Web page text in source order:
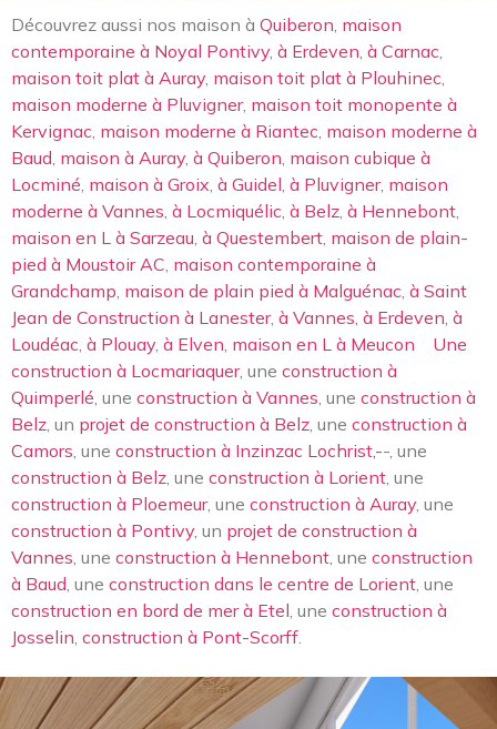
Découvrez aussi nos maison à Quiberon maison
contemporaine à Noyal Pontivy à Erdeven à Carnac
maison toit plat à Auray maison toit plat à Plouhinec
maison moderne à Pluvigner, maison toit monopente à
Kervignac maison moderne à Riantec maison moderne à
Baud maison à Auray à Quiberon maison cubique à
Locminé maison à Groix à Guidel à Pluvigner, maison
moderne à Vannes à Locmiquélic à Belz à Hennebont
maison en L à Sarzeau à Questembert maison de plain-
pied à Moustoir AC maison contemporaine à
Grandchamp maison de plain pied à Malguénac à Saint
Jean de Construction à Lanester, à Vannes à Erdeven à
Loudéac à Plouay à Elven maison en L à Meucon
Une
construction à Locmariaquer, une construction à
Quimperlé , une construction à Vannes , une construction à
Belz , un projet de construction à Belz , une construction à
Camors , une construction à Inzinzac Lochrist,--, une
construction à Belz , une construction à Lorient , une
construction à Ploemeur, une construction à Auray , une
construction à Pontivy , un projet de construction à
Vannes , une construction à Hennebont , une construction
à Baud , une construction dans le centre de Lorient , une
construction en bord de mer à Etel , une construction à
Josselin construction à Pont-Scorff